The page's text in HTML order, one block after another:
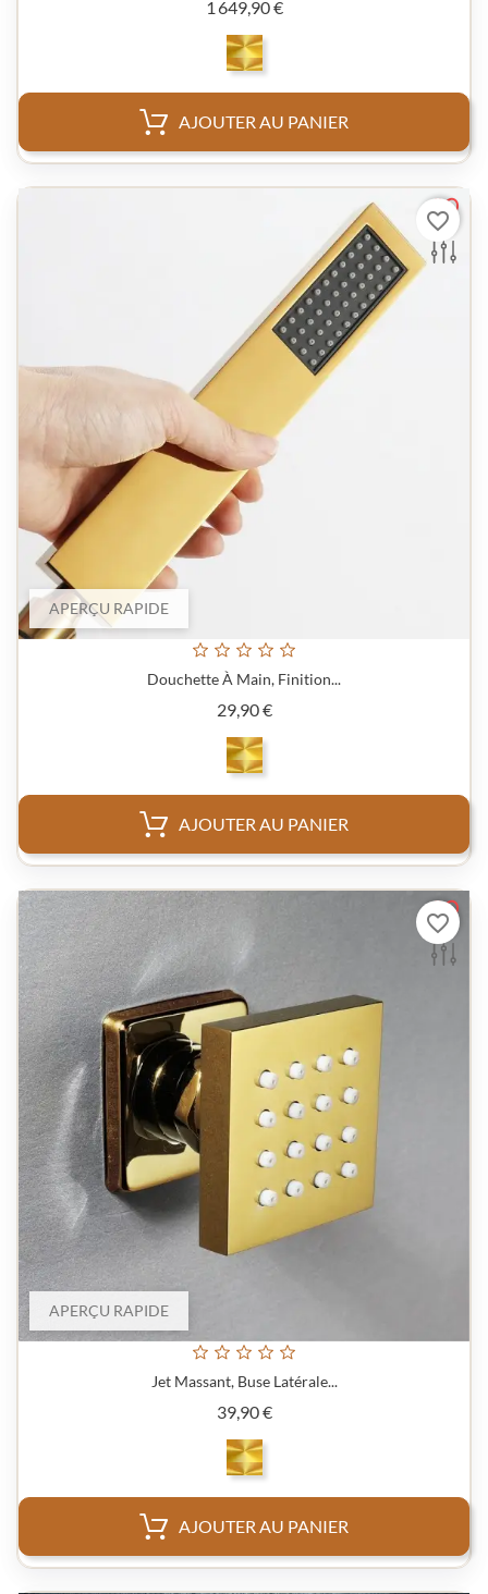
1 649,90 €Prix
AJOUTER AU PANIER
APERÇU RAPIDE
Douchette À Main, Finition...
29,90 €Prix
AJOUTER AU PANIER
favorite_border
APERÇU RAPIDE
Jet Massant, Buse Latérale...
39,90 €Prix
AJOUTER AU PANIER
favorite_border